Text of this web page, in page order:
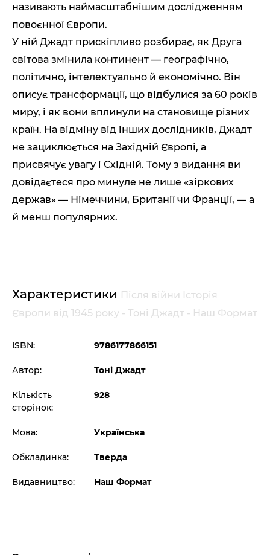
називають наймасштабнішим дослідженням
повоєнної Європи.
У ній Джадт прискіпливо розбирає, як Друга
світова змінила континент — географічно,
політично, інтелектуально й економічно. Він
описує трансформації, що відбулися за 60 років
миру, і як вони вплинули на становище різних
країн. На відміну від інших дослідників, Джадт
не зациклюється на Західній Європі, а
присвячує увагу і Східній. Тому з видання ви
довідаєтеся про минуле не лише «зіркових
держав» — Німеччини, Британії чи Франції, — а
й менш популярних.
Характеристики Після війни Історія
Європи від 1945 року - Тоні Джадт - Наш Формат
ISBN: 9786177866151
Автор: Тоні Джадт
Кількість
сторінок:
928
Мова: Українська
Обкладинка: Тверда
Видавництво: Наш Формат